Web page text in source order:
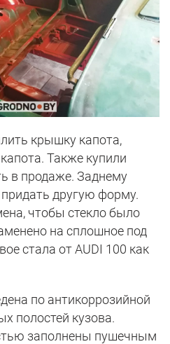
крышку капота,
Также купили
в продаже. Заднему
другую форму.
чтобы стекло было
на сплошное под
стала от AUDI 100 как
по антикоррозийной
полостей кузова.
заполнены пушечным